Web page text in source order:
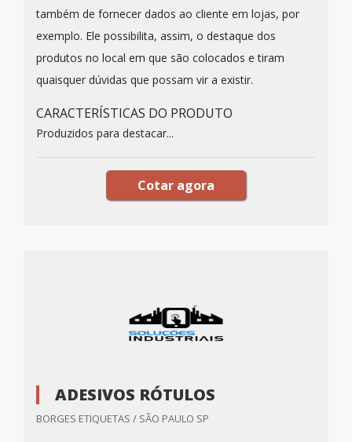
também de fornecer dados ao cliente em lojas, por
exemplo. Ele possibilita, assim, o destaque dos
produtos no local em que são colocados e tiram
quaisquer dúvidas que possam vir a existir.
CARACTERÍSTICAS DO PRODUTO
Produzidos para destacar...
Cotar agora
ADESIVOS RÓTULOS
BORGES ETIQUETAS / SÃO PAULO SP